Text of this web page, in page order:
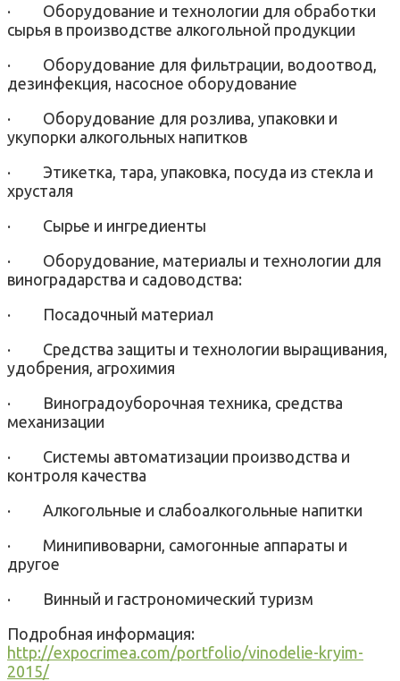
· Оборудование и технологии для обработки
сырья в производстве алкогольной продукции
· Оборудование для фильтрации, водоотвод,
дезинфекция, насосное оборудование
· Оборудование для розлива, упаковки и
укупорки алкогольных напитков
· Этикетка, тара, упаковка, посуда из стекла и
хрусталя
· Сырье и ингредиенты
· Оборудование, материалы и технологии для
виноградарства и садоводства:
· Посадочный материал
· Средства защиты и технологии выращивания,
удобрения, агрохимия
· Виноградоуборочная техника, средства
механизации
· Системы автоматизации производства и
контроля качества
· Алкогольные и слабоалкогольные напитки
· Минипивоварни, самогонные аппараты и
другое
· Винный и гастрономический туризм
Подробная информация:
http://expocrimea.com/portfolio/vinodelie-kryim-
2015/